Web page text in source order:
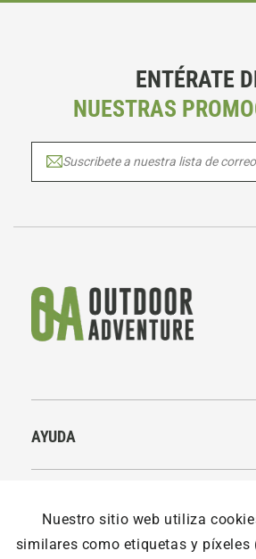
ENTÉRATE
NUESTRAS
Suscribete a nuestra lista de
AYUDA
Nuestro sitio web utiliza
similares como etiquetas y píxeles